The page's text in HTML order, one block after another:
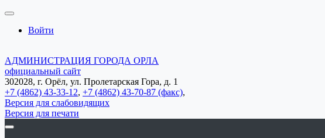
Войти
АДМИНИСТРАЦИЯ ГОРОДА ОРЛА
официальный сайт
302028, г. Орёл, ул. Пролетарская Гора, д. 1
+7 (4862) 43-33-12, +7 (4862) 43-70-87 (факс),
Версия для слабовидящих
Версия для печати